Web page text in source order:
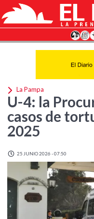
La Pampa
U-4: la
casos de
2025
25 JUNIO 2026 - 07:50